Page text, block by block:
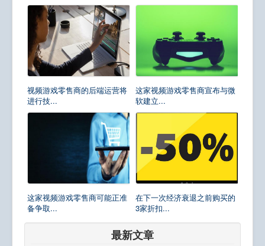
视频游戏零售商的后端运营将
进行技...
这家视频游戏零售商宣布与微
软建立...
这家视频游戏零售商可能正准
备争取...
在下一次经济衰退之前购买的
3家折扣...
最新文章